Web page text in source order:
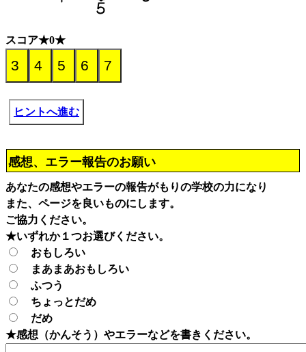
スコア★0★
ヒントへ進む
感想、エラー報告のお願い
あなたの感想やエラーの報告がもりの学校の力になり
また、ページを良いものにします。
ご協力ください。
★いずれか１つお選びください。
おもしろい
まあまあおもしろい
ふつう
ちょっとだめ
だめ
★感想（かんそう）やエラーなどを書きください。